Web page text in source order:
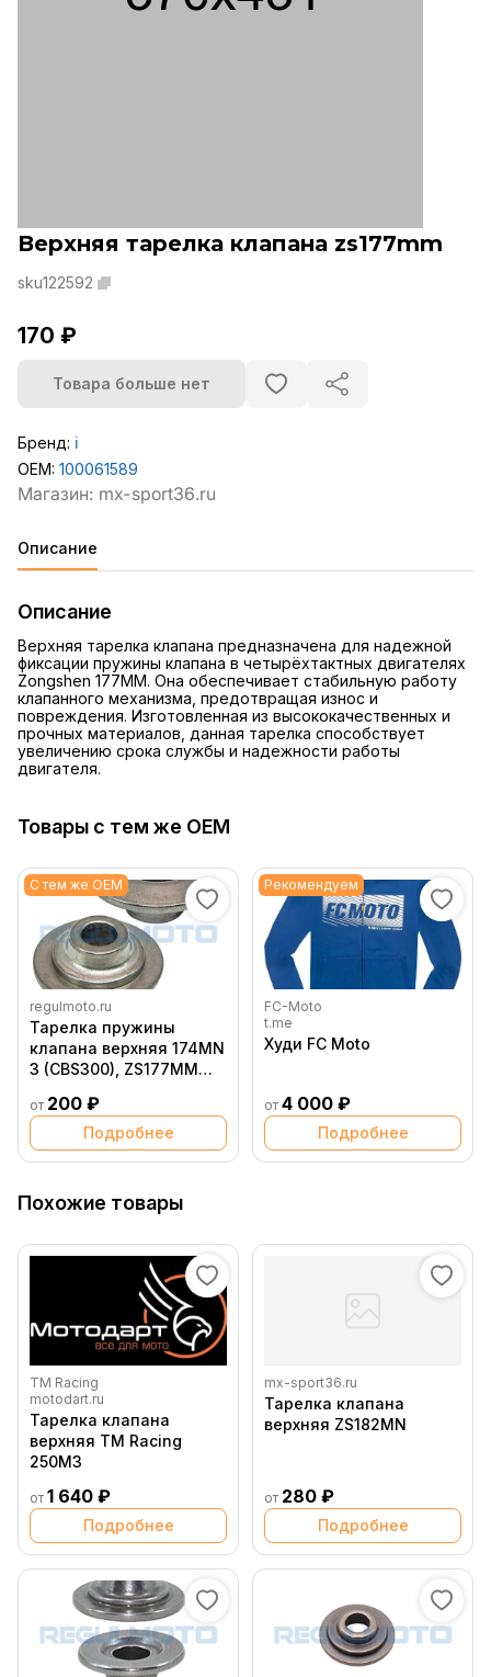
Верхняя тарелка клапана zs177mm
sku122592
170 ₽
Товара больше нет
Бренд: ℹ️
OEM: 100061589
Описание
Описание
Верхняя тарелка клапана предназначена для надежной
фиксации пружины клапана в четырёхтактных двигателях
Zongshen 177MM. Она обеспечивает стабильную работу
клапанного механизма, предотвращая износ и
повреждения. Изготовленная из высококачественных и
прочных материалов, данная тарелка способствует
увеличению срока службы и надежности работы
двигателя.
Товары с тем же OEM
С тем же OEM
regulmoto.ru
Тарелка пружины
клапана верхняя 174MN
3 (CBS300), ZS177MM
от 200 ₽
Подробнее
Рекомендуем
FC-Moto
t.me
Худи FC Moto
от 4 000 ₽
Подробнее
Похожие товары
TM Racing
motodart.ru
Тарелка клапана
верхняя TM Racing
250М3
от 1 640 ₽
Подробнее
mx-sport36.ru
Тарелка клапана
верхняя ZS182MN
от 280 ₽
Подробнее